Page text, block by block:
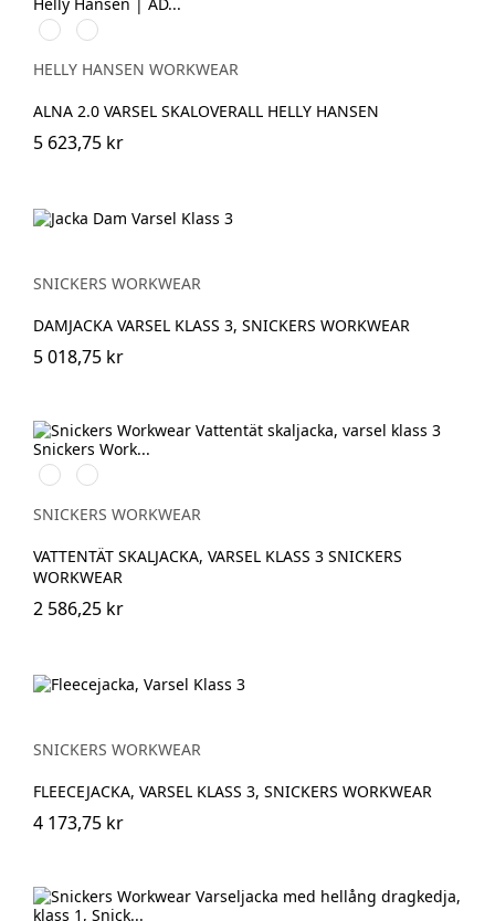
369
YELLOW/EBONY
269
ORANGE/EBONY
HELLY HANSEN WORKWEAR
ALNA 2.0 VARSEL SKALOVERALL HELLY HANSEN
5 623,75 kr
SNICKERS WORKWEAR
DAMJACKA VARSEL KLASS 3, SNICKERS WORKWEAR
5 018,75 kr
High
vis
yellow\Black
High
vis
orange\Black
SNICKERS WORKWEAR
VATTENTÄT SKALJACKA, VARSEL KLASS 3 SNICKERS
WORKWEAR
2 586,25 kr
SNICKERS WORKWEAR
FLEECEJACKA, VARSEL KLASS 3, SNICKERS WORKWEAR
4 173,75 kr